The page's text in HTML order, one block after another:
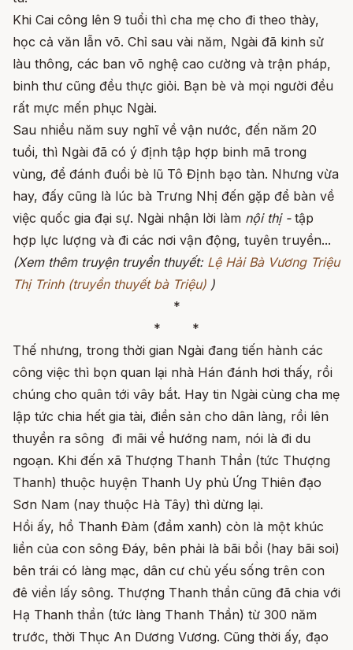
Khi Cai công lên 9 tuổi thì cha mẹ cho đi theo thày,
học cả văn lẫn võ. Chỉ sau vài năm, Ngài đã kinh sử
làu thông, các ban võ nghệ cao cường và trận pháp,
binh thư cũng đều thực giỏi. Bạn bè và mọi người đều
rất mực mến phục Ngài.
Sau nhiều năm suy nghĩ về vận nước, đến năm 20
tuổi, thì Ngài đã có ý định tập hợp binh mã trong
vùng, để đánh đuổi bè lũ Tô Định bạo tàn. Nhưng vừa
hay, đấy cũng là lúc bà Trưng Nhị đến gặp để bàn về
việc quốc gia đại sự. Ngài nhận lời làm nội thị - tập
hợp lực lượng và đi các nơi vận động, tuyên truyền...
(Xem thêm truyện truyền thuyết:Lệ Hải Bà Vương Triệu
Thị Trinh (truyền thuyết bà Triệu) )
*
* *
Thế nhưng, trong thời gian Ngài đang tiến hành các
công việc thì bọn quan lại nhà Hán đánh hơi thấy, rồi
chúng cho quân tới vây bắt. Hay tin Ngài cùng cha mẹ
lập tức chia hết gia tài, điền sản cho dân làng, rồi lên
thuyền ra sông đi mãi về hướng nam, nói là đi du
ngoạn. Khi đến xã Thượng Thanh Thần (tức Thượng
Thanh) thuộc huyện Thanh Uy phủ Ứng Thiên đạo
Sơn Nam (nay thuộc Hà Tây) thì dừng lại.
Hồi ấy, hồ Thanh Đàm (đầm xanh) còn là một khúc
liền của con sông Đáy, bên phải là bãi bồi (hay bãi soi)
bên trái có làng mạc, dân cư chủ yếu sống trên con
đê viền lấy sông. Thượng Thanh thần cũng đã chia với
Hạ Thanh thần (tức làng Thanh Thần) từ 300 năm
trước, thời Thục An Dương Vương. Cũng thời ấy, đạo